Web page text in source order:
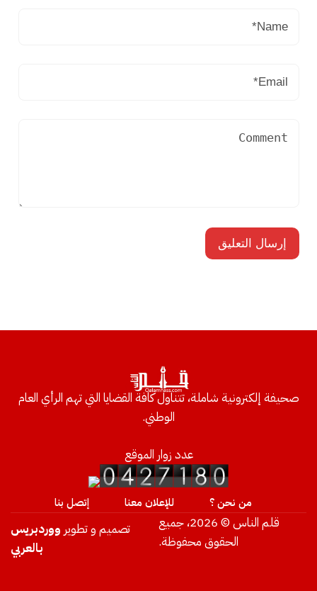
صحيفة إلكترونية شاملة، تتناول كافة القضايا التي تهم الرأي العام
الوطني.
عدد زوار الموقع
من نحن ؟ للإعلان معنا إتصل بنا
قلم الناس © 2026، جميع
الحقوق محفوظة.
تصميم و تطوير ووردبريس
بالعربي